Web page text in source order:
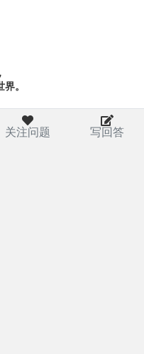
。
关注问题 写回答